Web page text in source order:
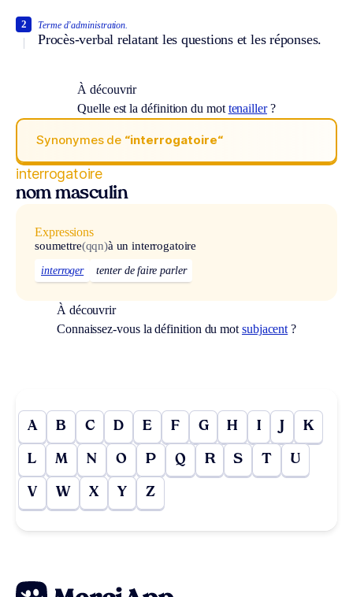
Terme d’administration.
Procès-verbal relatant les questions et les réponses.
2
À découvrir
Quelle est la définition du mot tenailler?
Synonymes de “interrogatoire“
interrogatoire
nom masculin
Expressions
soumettre(qqn)à un interrogatoire
interroger tenter de faire parler
À découvrir
Connaissez-vous la définition du mot subjacent ?
A B C D E F G H I J K
L M N O P Q R S T U
V W X Y Z